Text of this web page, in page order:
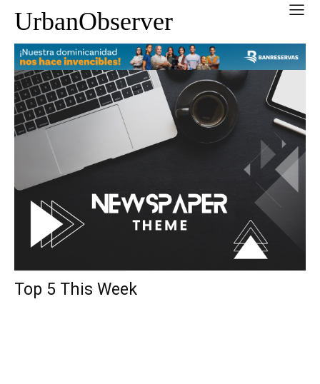
UrbanObserver
Top 5 This Week